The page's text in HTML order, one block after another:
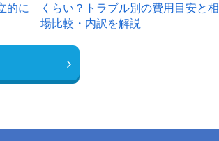
的に
くらい？トラブル別の費用目安と相
場比較・内訳を解説